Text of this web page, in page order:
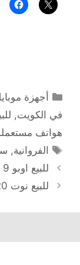
التصنيفات
أجهزة
في الكويت,
هواتف
الوسوم
الفروانية,
للبيع اوبو A 9
للبيع نوت 20 الترا 5G